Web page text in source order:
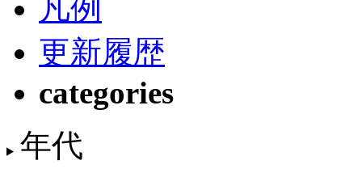
凡例
更新履歴
categories
年代